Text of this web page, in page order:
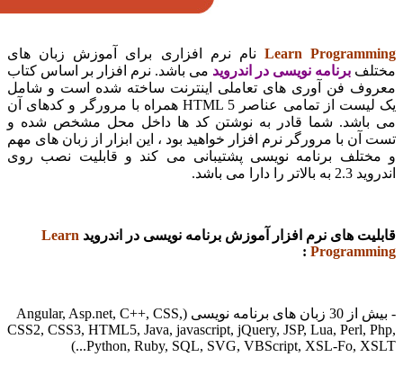
Learn نام نرم افزاری برای آموزش زبان های
برنامه نویسی در اندروید
می باشد. نرم افزار بر اساس کتاب
فن آوری های تعاملی اینترنت ساخته شده است و شامل
یک لیست از تمامی عناصر HTML 5 همراه با مرورگر و کدهای آن
شما قادر به نوشتن کد ها داخل محل مشخص شده و
با مرورگر نرم افزار خواهید بود ، این ابزار از زبان های مهم
برنامه نویسی پشتیبانی می کند و قابلیت نصب روی
های نرم افزار آموزش برنامه نویسی در اندروید Learn
:
- بیش از 30 زبان های برنامه نویسی (Angular, Asp.net, C++, CSS,
CSS2, CSS3, HTML5, Java, javascript, jQuery, JSP, Lua,
Python, Ruby, SQL, SVG, VBScript, XSL-Fo,